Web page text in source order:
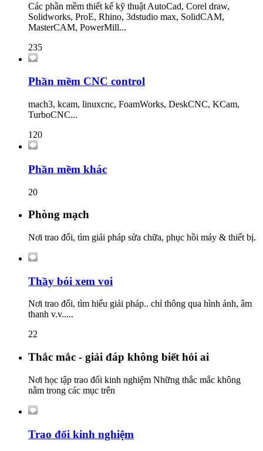
Các phần mềm thiết kế kỹ thuật AutoCad, Corel draw,
Solidworks, ProE, Rhino, 3dstudio max, SolidCAM,
MasterCAM, PowerMill...
235
Phần mềm CNC control
mach3, kcam, linuxcnc, FoamWorks, DeskCNC, KCam,
TurboCNC...
120
Phần mềm khác
20
Phòng mạch
Nơi trao đổi, tìm giải pháp sửa chữa, phục hồi máy & thiết bị.
Thầy bói xem voi
Nơi trao đổi, tìm hiểu giải pháp.. chỉ thông qua hình ảnh, âm
thanh v.v.....
22
Thắc mắc - giải đáp không biết hỏi ai
Nơi học tập trao đổi kinh nghiệm Những thắc mắc không
nằm trong các mục trên
Trao đổi kinh nghiệm